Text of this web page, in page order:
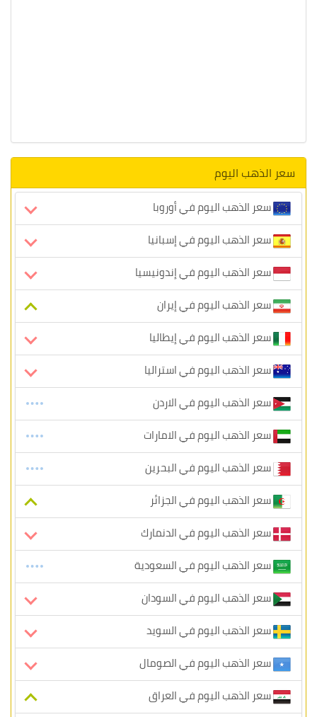
سعر الذهب اليوم
سعر الذهب اليوم في أوروبا
سعر الذهب اليوم في إسبانيا
سعر الذهب اليوم في إندونيسيا
سعر الذهب اليوم في إيران
سعر الذهب اليوم في إيطاليا
سعر الذهب اليوم في استراليا
سعر الذهب اليوم في الاردن
سعر الذهب اليوم في الامارات
سعر الذهب اليوم في البحرين
سعر الذهب اليوم في الجزائر
سعر الذهب اليوم في الدنمارك
سعر الذهب اليوم في السعودية
سعر الذهب اليوم في السودان
سعر الذهب اليوم في السويد
سعر الذهب اليوم في الصومال
سعر الذهب اليوم في العراق